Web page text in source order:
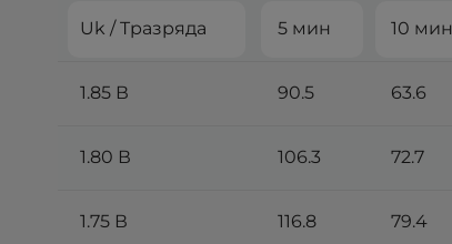
Uk / Tразряда 5 мин 10 мин
1.85 В 90.5 63.6
1.80 В 106.3 72.7
1.75 В 116.8 79.4